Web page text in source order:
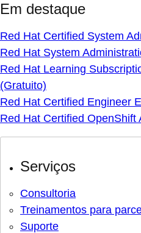
Em destaque
Red Hat Certified System
Red Hat System
Red Hat Learning
(Gratuito)
Red Hat Certified Engineer
Red Hat Certified OpenShift
Serviços
Consultoria
Treinamentos para
Suporte